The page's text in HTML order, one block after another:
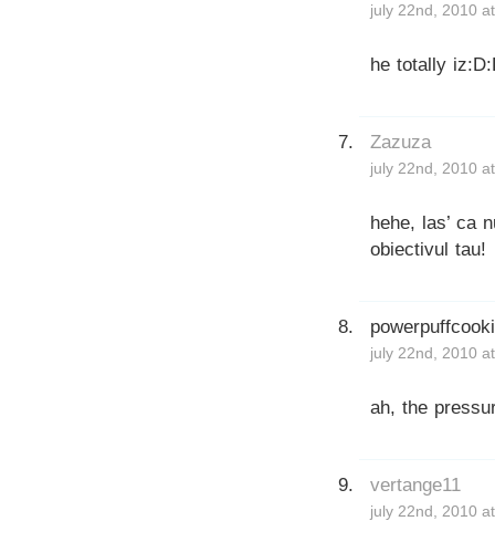
july 22nd, 2010
he totally
Zazuza
july 22nd, 2010
hehe, las’ ca
obiectivul tau!
july 22nd, 2010
ah, the
vertange11
july 22nd, 2010